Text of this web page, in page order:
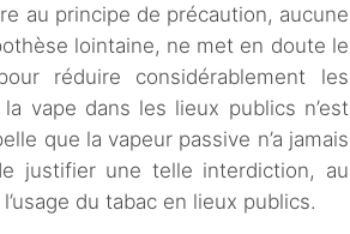
au principe de précaution, aucune
lointaine, ne met en doute le
réduire considérablement les
vape dans les lieux publics n’est
que la vapeur passive n’a jamais
justifier une telle interdiction, au
du tabac en lieux publics.